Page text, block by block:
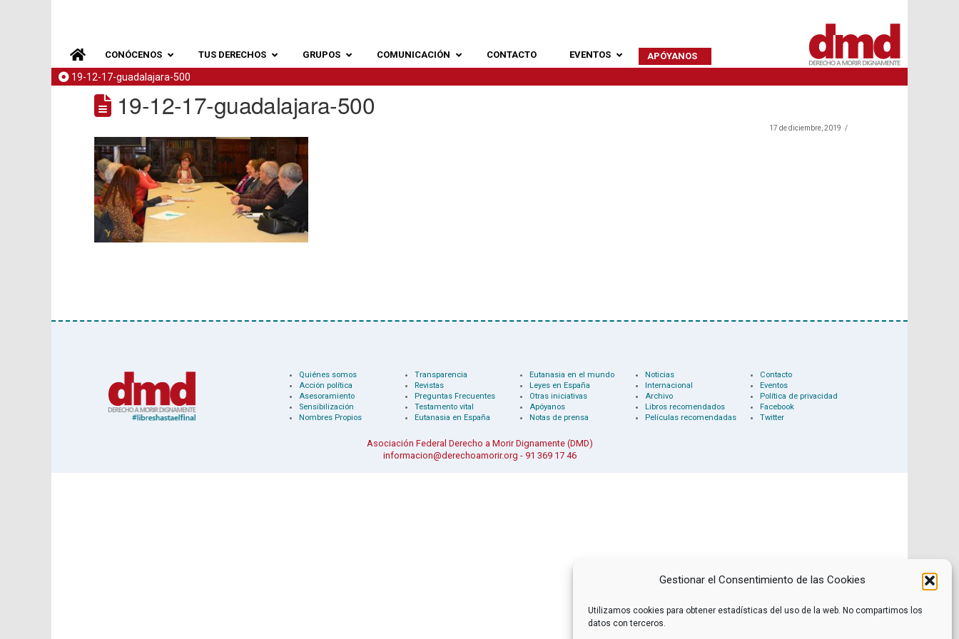
Gestionar el Consentimiento de las Cookies
Utilizamos cookies para obtener estadísticas del uso de la web. No compartimos los
datos con terceros.
CONÓCENOS TUS DERECHOS GRUPOS COMUNICACIÓN CONTACTO EVENTOS APÓYANOS
19-12-17-guadalajara-500
19-12-17-guadalajara-500
17 de diciembre, 2019
Quiénes somos
Acción política
Asesoramiento
Sensibilización
Nombres Propios
Transparencia
Revistas
Preguntas Frecuentes
Testamento vital
Eutanasia en España
Eutanasia en el mundo
Leyes en España
Otras iniciativas
Apóyanos
Notas de prensa
Noticias
Internacional
Archivo
Libros recomendados
Películas recomendadas
Contacto
Eventos
Política de privacidad
Facebook
Twitter
Asociación Federal Derecho a Morir Dignamente (DMD)
informacion@derechoamorir.org - 91 369 17 46